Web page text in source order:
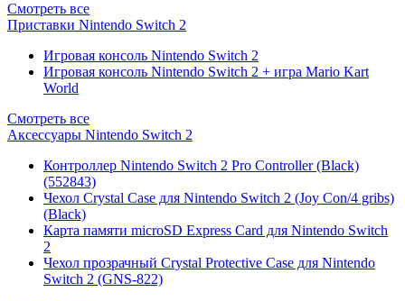
Смотреть все
Приставки Nintendo Switch 2
Игровая консоль Nintendo Switch 2
Игровая консоль Nintendo Switch 2 + игра Mario Kart
World
Смотреть все
Аксессуары Nintendo Switch 2
Контроллер Nintendo Switch 2 Pro Controller (Black)
(552843)
Чехол Сrystal Сase для Nintendo Switch 2 (Joy Con/4 gribs)
(Black)
Карта памяти microSD Express Card для Nintendo Switch
2
Чехол прозрачный Crystal Protective Case для Nintendo
Switch 2 (GNS-822)